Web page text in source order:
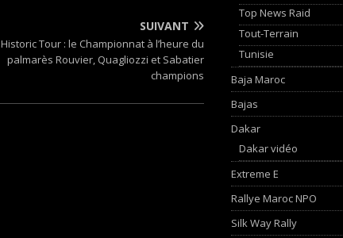
SUIVANT
Historic Tour : le Championnat à l’heure du
palmarès Rouvier, Quagliozzi et Sabatier
champions
Top News Raid
Tout-Terrain
Tunisie
Baja Maroc
Bajas
Dakar
Dakar vidéo
Extreme E
Rallye Maroc NPO
Silk Way Rally